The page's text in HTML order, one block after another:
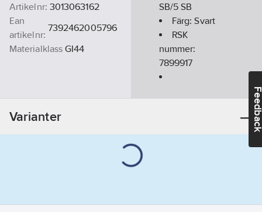
Artikelnr: 3013063162
Ean
artikelnr:
7392462005796
Materialklass GI44
SB/5 SB
Färg:Svart
RSK
nummer:
7899917
Varianter